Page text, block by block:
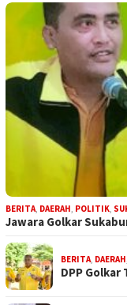
BERITA, DAERAH, POLITIK,
Jawara Golkar
BERITA, DAERAH,
DPP